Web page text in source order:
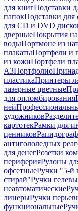
для книгПодставки
папокПодставки для
для CD и DVD
дверныеПокрытия
водыПортмоне из
плакатыПортфели и
из кожиПортфели
А3Портфолио
пластикаПринтеры
лазерные цветные
для опломбирования
ней
художников
картотекРамки для
ценников
антигололедных
для денегРозетки
периферияРулоны
офсетныеРучки "5-й
стирай"Ручки
неавтоматические
линерыРучки
функциональные